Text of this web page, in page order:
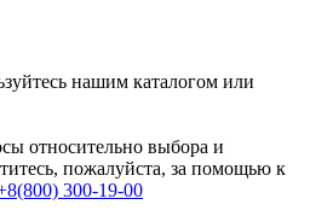
нашим каталогом или
относительно выбора и
пожалуйста, за помощью к
300-19-00